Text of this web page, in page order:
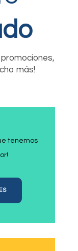
más!
tenemos